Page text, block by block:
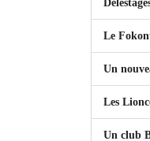
Le
Un
Les
Un club